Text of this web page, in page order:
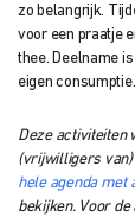
zo belangrijk.
voor een praatje
thee. Deelname
eigen consumptie.
Deze activiteiten
(vrijwilligers van)
hele agenda met
bekijken. Voor